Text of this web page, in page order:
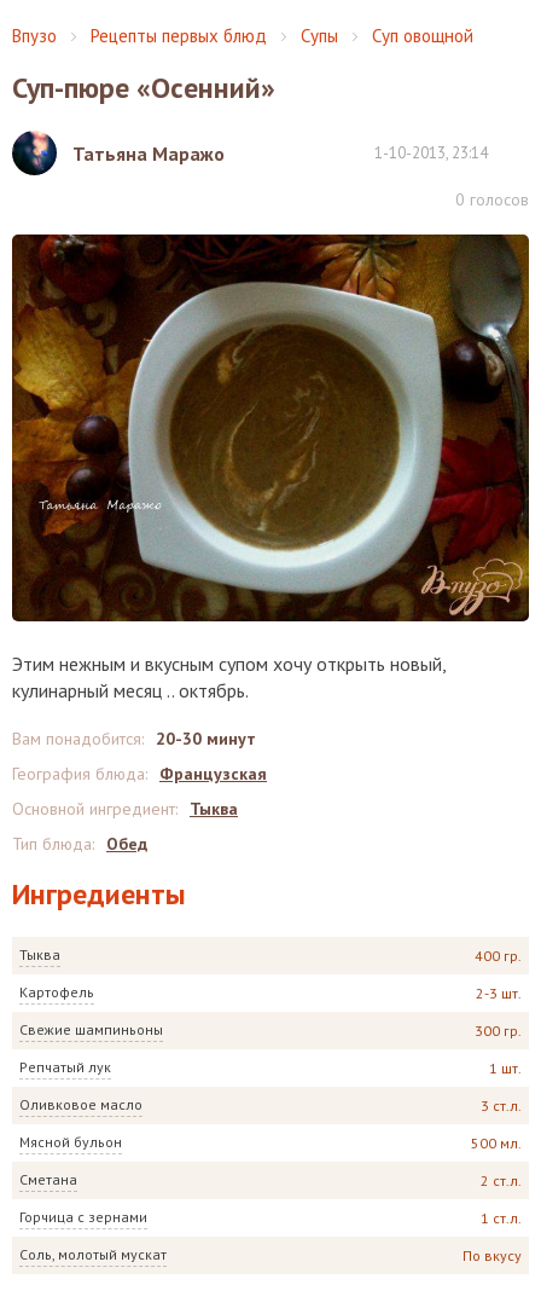
Впузо Рецепты первых блюд Супы Суп овощной
Суп-пюре «Осенний»
Татьяна Маражо 1-10-2013, 23:14
0 голосов
Этим нежным и вкусным супом хочу открыть новый,
кулинарный месяц .. октябрь.
Ингредиенты
Тыква 400 гр.
Картофель 2-3 шт.
Свежие шампиньоны 300 гр.
Репчатый лук 1 шт.
Оливковое масло 3 ст.л.
Мясной бульон 500 мл.
Сметана 2 ст.л.
Горчица с зернами 1 ст.л.
Соль, молотый мускат По вкусу
Вам понадобится:
20-30 минут
География блюда:
Французская
Основной ингредиент:
Тыква
Тип блюда: Обед